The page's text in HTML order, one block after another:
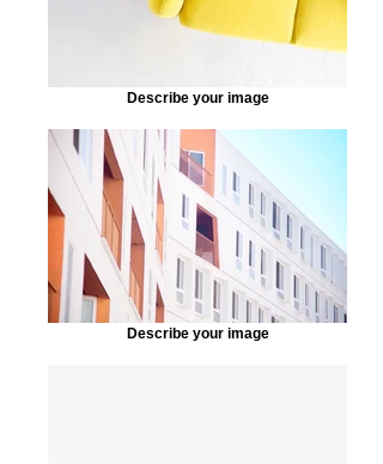
Describe your image
Describe your image